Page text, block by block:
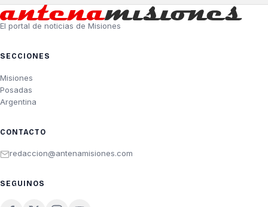
El portal de noticias de Misiones
SECCIONES
Misiones
Posadas
Argentina
CONTACTO
redaccion@antenamisiones.com
SEGUINOS